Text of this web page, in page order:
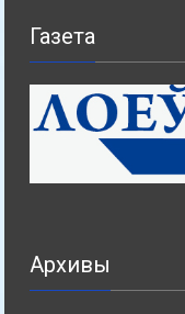
Газета
Архивы